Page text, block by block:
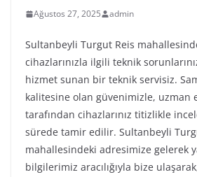
Ağustos 27, 2025 admin
Sultanbeyli Turgut Reis
cihazlarınızla ilgili teknik
hizmet sunan bir teknik servisiz.
kalitesine olan güvenimizle, uzman
tarafından cihazlarınız titizlikle
sürede tamir edilir. Sultanbeyli
mahallesindeki adresimize gelerek
bilgilerimiz aracılığıyla bize